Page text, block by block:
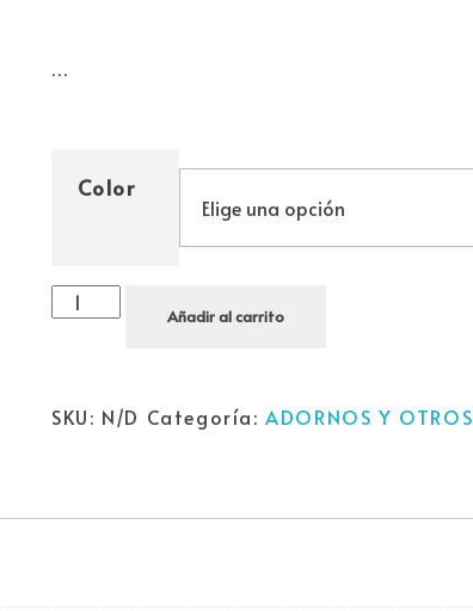
…
Color
Añadir al carrito
SKU: N/D Categoría:ADORNOS Y OTROS